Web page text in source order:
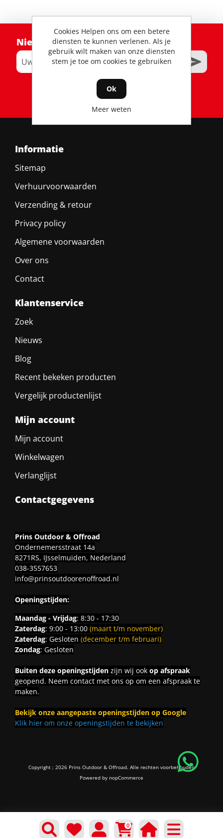
0
Nieuwsbrief
RSS
Informatie
Sitemap
Verhuurvoorwaarden
Verzending & retour
Privacy policy
Algemene voorwaarden
Over ons
Contact
Klantenservice
Zoek
Nieuws
Blog
Recent bekeken producten
Vergelijk productenlijst
Mijn account
Mijn account
Winkelwagen
Verlanglijst
Contactgegevens
Prins Outdoor & Offroad
Ondernemersstraat 14a
8271RS, IJsselmuiden, Nederland
038-3557653
info@prinsoutdoorenoffroad.nl
Openingstijden:
Maandag - Vrijdag: 8:30 - 17:30
Zaterdag: 9:00 - 13:00 (maart t/m november)
Zaterdag: Gesloten (december t/m februari)
Zondag: Gesloten
Buiten deze openingstijdenzijn wij ook op afspraak
geopend. Neem contact met ons op om een afspraak te
maken.
Bekijk onze aangepaste openingstijden op Google
Klik hier om onze openingstijden te bekijken
Copyright ; 2026 Prins Outdoor & Offroad. Alle rechten voorbehouden
Powered by nopCommerce
Cookies Helpen ons om een betere
diensten te kunnen verlenen. Als je
gebruik wilt maken van onze diensten
stem je toe om cookies te gebruiken
Ok
Meer weten